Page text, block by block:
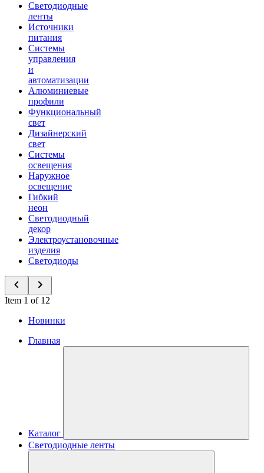
Светодиодные
ленты
Источники
питания
Системы
управления
и
автоматизации
Алюминиевые
профили
Функциональный
свет
Дизайнерский
свет
Системы
освещения
Наружное
освещение
Гибкий
неон
Светодиодный
декор
Электроустановочные
изделия
Светодиоды
Item 1 of 12
Новинки
Главная
Каталог
Светодиодные ленты